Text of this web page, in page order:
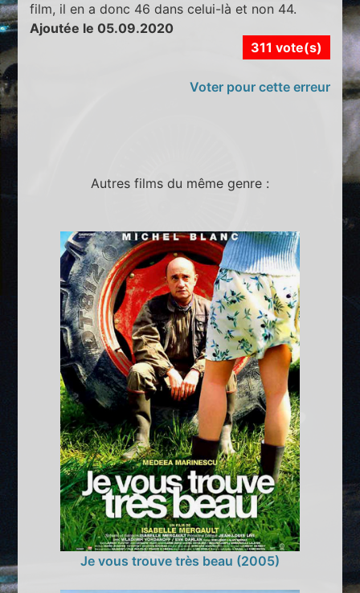
film, il en a donc 46 dans celui-là et non 44.
Ajoutée le 05.09.2020
311 vote(s)
Voter pour cette erreur
Autres films du même genre :
Je vous trouve très beau (2005)